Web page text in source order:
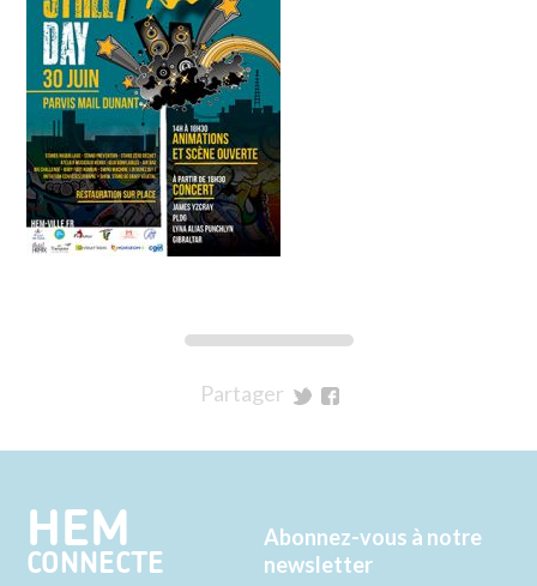
Partager
Twitter
Facebook
HEM
CONNECTE
Abonnez-vous à notre
newsletter